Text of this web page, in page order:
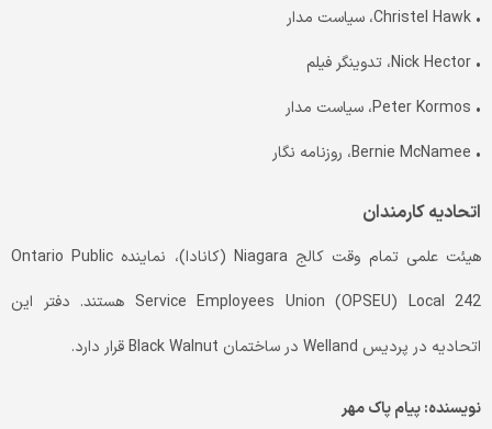
• Christel Hawk، سیاست مدار
• Nick Hector، تدوینگر فیلم
• Peter Kormos، سیاست مدار
• Bernie McNamee، روزنامه نگار
اتحادیه کارمندان
هیئت علمی تمام وقت کالج Niagara (کانادا)، نماینده Ontario Public
Service Employees Union (OPSEU) Local 242 هستند. دفتر این
اتحادیه در پردیس Welland در ساختمان Black Walnut قرار دارد.
نویسنده: پیام پاک مهر